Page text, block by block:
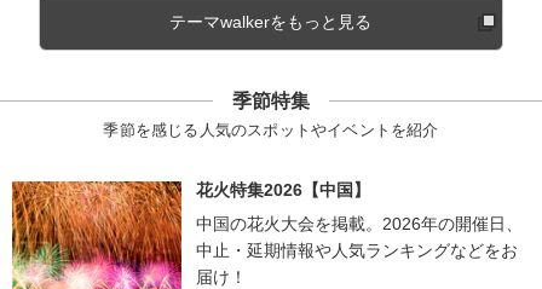
テーマwalkerをもっと見る
季節特集
季節を感じる人気のスポットやイベントを紹介
花火特集2026【中国】
中国の花火大会を掲載。2026年の開催日、
中止・延期情報や人気ランキングなどをお
届け！